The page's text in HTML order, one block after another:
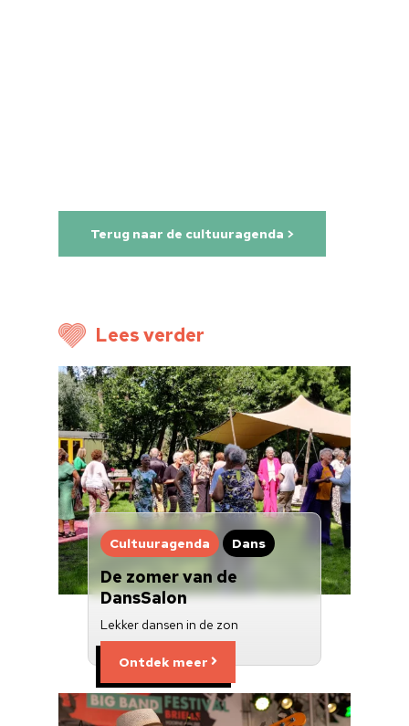
Terug naar de cultuuragenda >
Lees verder
Cultuuragenda Dans
De zomer van de
DansSalon
Lekker dansen in de zon
Ontdek meer
Cultuur op school
Doneren